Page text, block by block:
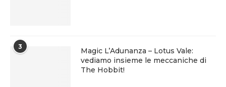
3
Magic L’Adunanza – Lotus Vale:
vediamo insieme le meccaniche di
The Hobbit!